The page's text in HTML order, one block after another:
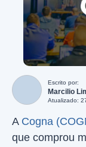
Escrito por:
Marcilio
Atualizado:
A Cogna
que comprou